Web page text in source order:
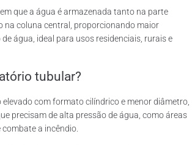
que a água é armazenada tanto na parte
na coluna central, proporcionando maior
água, ideal para usos residenciais, rurais e
tubular?
elevado com formato cilíndrico e menor diâmetro,
precisam de alta pressão de água, como áreas
a incêndio.